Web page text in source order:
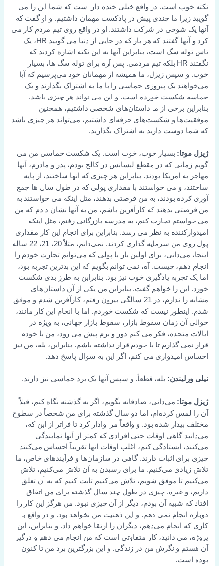
نکته خوب است. در واقع خیلی خنده دار است که شما این را می
گویید زیرا ما چندی پیش در پادکست مهمان داشتیم. و او گفت که
آنها یک شوخی در شرکت داشتند. او در واقع روی تیم مردم کار می
کرد و آنها گفتند که هر بار که در جایی از دنیا می گویید HR، یک
تاس توله سگ است، بنابراین آنها به این نکته اشاره کردند که
نگفتند HR بلکه تیم مردمی. پس آره برای توله سگ ها، بسیار
خوب. و سپس ژیزل، ما همیشه از مهمانان خود می‌پرسیم که آیا
می‌خواهند یک پیروزی حماسی را با ما به اشتراک بگذارند و یک
حماسه شکست خورده است. و این می تواند هر چیزی باشد.
بنابراین برخی از ما داستان‌های شخصی داشتیم، همچنین
موفقیت‌ها و شکست‌های حرفه‌ای داشتیم، می‌تواند هر چیزی باشد
که شما دوست دارید به اشتراک بگذارید.
ژیزل موتا: بسیار خوب، خوب است. یک شکست حماسی من می
گویم زمانی که در مقطع لیسانس در کالج بودم، پدر و مادرم، آنها
مهاجر به آمریکا بودند. بنابراین هر چیزی که آنها ساختند، از پایه
ساختند، و می خواستند با مقداری پولی که در طول سال ها جمع
آوری کرده بودند، به من فرصتی بدهند، مثل اینکه می خواستند به
من فرصتی بدهند که کارآفرین باشم، من به آنها نشان دادم که من
می خواستم تجارت کنم، به مدرسه بازرگانی رفتم، مثل اینکه
امیدوارکننده به نظر می رسد. بنابراین برای انجام این کار مقداری
پول روی من سرمایه گذاری کردند. نمی‌دانم، مثلاً 20، 21، 22 ساله
اینجا، می‌دانی، برای اولین بار با پولی که می‌توانم تجارت خودم را
انجام دهم، چیست. آه، نمی توانم بگویم که این بدترین تجربه بود،
اما یک تجربه یادگیری خوب نیز بود. بنابراین به طرز بدی شکست
خورد. این را خواهم گفت. بنابراین من یکی از آن داستان‌های
مشابه را ندارم، در 21 سالگی بیرون رفتم، کارآفرین شدم و موفق
شدم. اینطور نیست که شکست خوردم. اما با انجام این کار مانند،
حوالی آن زمان سقوط بازار، سقوط بازار جهانی، به ویژه در
ایالات متحده، فکر می کنم دور و برم پیش می رود، من با خودم
قرار نمی گذارم تا با خودم قرار نداشته باشم. بنابراین، بله، من نیز
احساس امیدواری می کنم، اگر این به سوال پاسخ دهد.
نیلی ورلیندن: بله، قطعاً. و سپس آنها یک برد حماسی نیز دارند.
ژیزل موتا: می‌دانی، صادقانه بگویم، اگر به گذشته نگاه کنم، قبلاً
آن را لمس کرده‌ام، اما دو سال گذشته برای من شخصاً در سطوح
مختلف بیدار شده بود. و واقعاً مرا وادار کرد تا فراتر از این که،
می‌دانید گاهی اوقات حتی افرادی که کمتر از آنها نمایندگی
می‌کنند، ایستادگی کنم، اغلب اوقات آنها تقریباً احساس می‌کنند
چیزی برای اثبات دارند. گاهی در سازمان‌ها و فرآیندهای خاص، ما
تلاش زیادی می‌کنیم. ما برای رسیدن به آن تلاش می‌کنیم، تلاش
می‌کنیم تا موفق شویم، تلاش می‌کنیم ثابت کنیم که به آن تعلق
داریم، و غیره. چیزی در طول چند سال گذشته برای من اتفاق
افتاد که شبیه آن بودم، دیگر از آن چیزی نبود. من هرگز این کار را
دوباره انجام نمی دهم. و این ذهنیت من نخواهد بود. و در واقع با
کاری که انجام می‌دهم، دیگران را ارتقا خواهم داد. و بنابراین، این
پروژه، می دانید، کار متفاوتی است که من انجام می دهم و درگیر
آن هستم و نگرش من در زندگی. و این بزرگترین برد من تا کنون
بوده است.